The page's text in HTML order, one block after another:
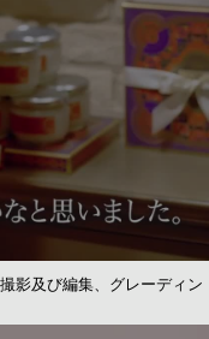
及び編集、グレーディン